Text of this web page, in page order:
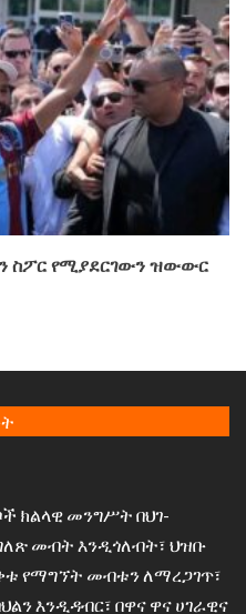
ስፖር የሚያደርገውን ዝውውር
ክልላዊ መንግሥት በህገ-
መብት እንዲጎለብት፣ ህዝቡ
የማግኘት መብቱን ለማረጋገጥ፣
እንዲዳብር፣ በዋና ዋና ሀገራዊና